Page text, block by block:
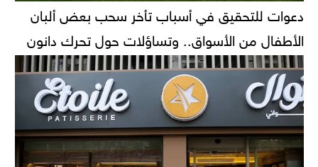
دعوات للتحقيق في أسباب تأخر سحب بعض ألبان
الأطفال من الأسواق.. وتساؤلات حول تحرك دانون